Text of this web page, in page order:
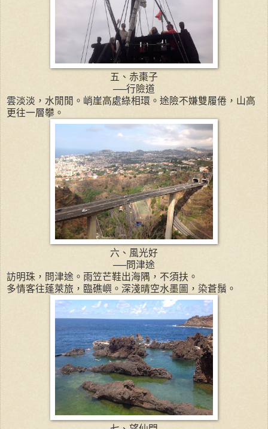
五、赤棗子
──行險道
雲淡淡，水閒閒。峭崖高處綠相環。途險不嫌雙履倦，山高
更往一層攀。
六、風光好
──問津途
訪明珠，問津途。雨笠芒鞋出海隅，不須扶。
多情客往蓬萊旅，臨礁嶼。深淺晴空水墨圖，染蒼鬚。